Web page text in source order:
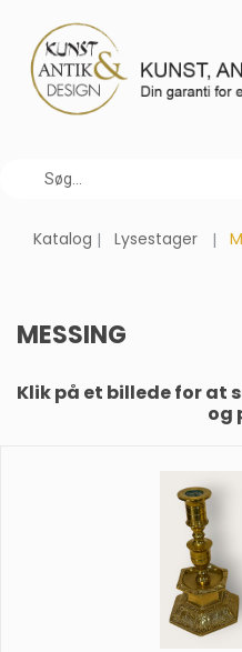
Katalog Lysestager
MESSING
Klik på et billede for at
og